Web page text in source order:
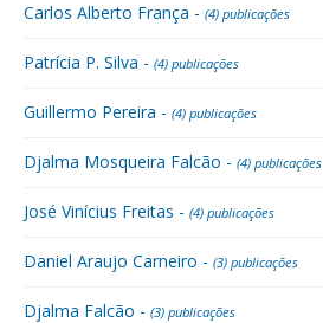
Carlos Alberto França - (4) publicações
Patrícia P. Silva - (4) publicações
Guillermo Pereira - (4) publicações
Djalma Mosqueira Falcão - (4) publicações
José Vinícius Freitas - (4) publicações
Daniel Araujo Carneiro - (3) publicações
Djalma Falcão - (3) publicações